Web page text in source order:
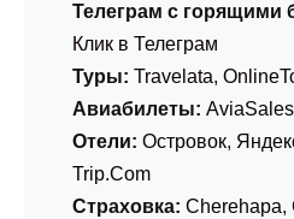
Телеграм с горящими
Клик в Телеграм
Туры: Travelata,
Авиабилеты: AviaSales
Отели: Островок,
Trip.Com
Страховка: Cherehapa,